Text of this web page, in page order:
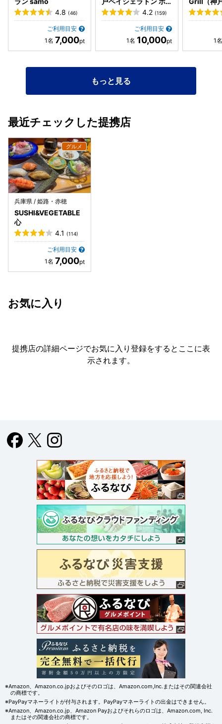
4.8 (46)
ご利用目安
7,000
テル&タワーズ内）
4.2 (159)
ご利用目安
10,000
トン ホテ
内）
もっと見る
最近チェックした提携店
兵庫県 / 姫路・赤穂
SUSHI&VEGETABLE
心
4.1 (114)
ご利用目安
7,000
お気に入り
提携店の詳細ページでお気に入り登録をすると ここに表
示されます。
※Amazon、Amazon.co.jpおよびそのロゴは、Amazon.com,Inc.またはその関連会社
の商標です。
※PayPayマネーライトが付与されます。PayPayマネーライトの出金はできません。
※Amazon、Amazon.co.jp、Amazon Payおよびそれらのロゴは、Amazon.com, Inc.
またはその関連会社の商標です。